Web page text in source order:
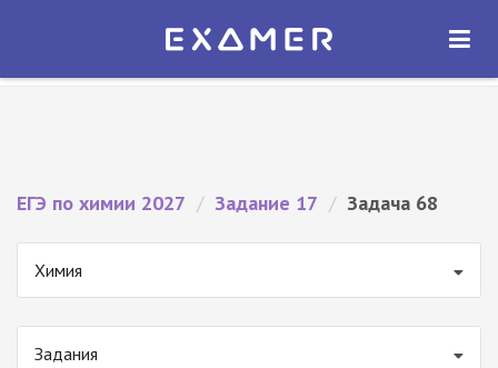
Экзамер — ЕГЭ 2027
ОТКРЫТЬ
ЕГЭ по химии 2027 / Задание 17 / Задача 68
Химия
Задания